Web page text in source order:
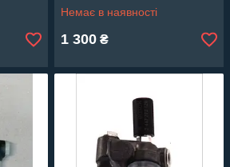
Немає в наявності
1 300 ₴